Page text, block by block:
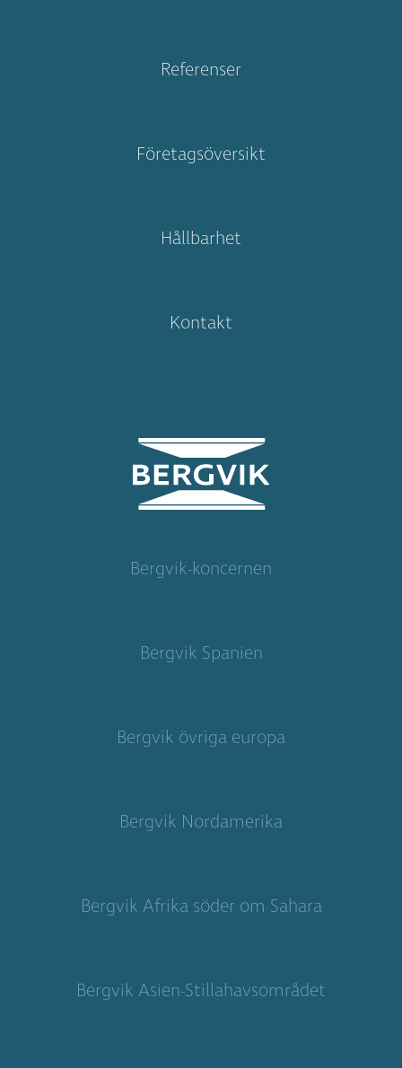
Bergvik-koncernen
Bergvik Spanien
Bergvik övriga europa
Bergvik Nordamerika
Bergvik Afrika söder om Sahara
Bergvik Asien-Stillahavsområdet
Referenser
Företagsöversikt
Hållbarhet
Kontakt